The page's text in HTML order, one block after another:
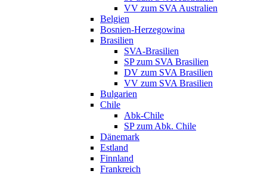
VV zum SVA Australien
Belgien
Bosnien-Herzegowina
Brasilien
SVA-Brasilien
SP zum SVA Brasilien
DV zum SVA Brasilien
VV zum SVA Brasilien
Bulgarien
Chile
Abk-Chile
SP zum Abk. Chile
Dänemark
Estland
Finnland
Frankreich